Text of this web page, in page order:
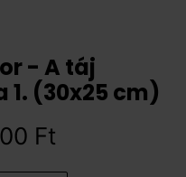
- A táj
(30x25 cm)
Ft